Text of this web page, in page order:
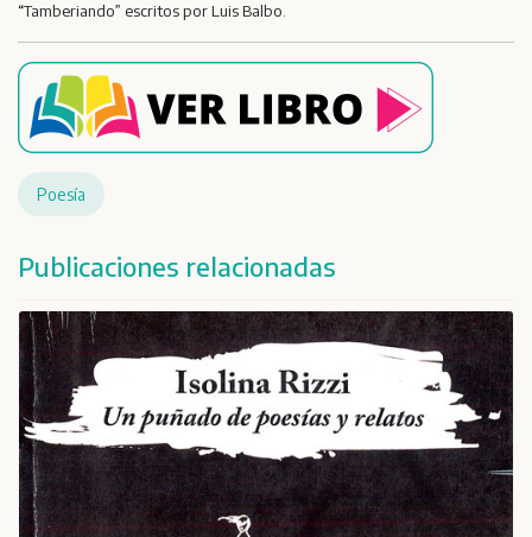
“Tamberiando” escritos por Luis Balbo.
Poesía
Publicaciones relacionadas